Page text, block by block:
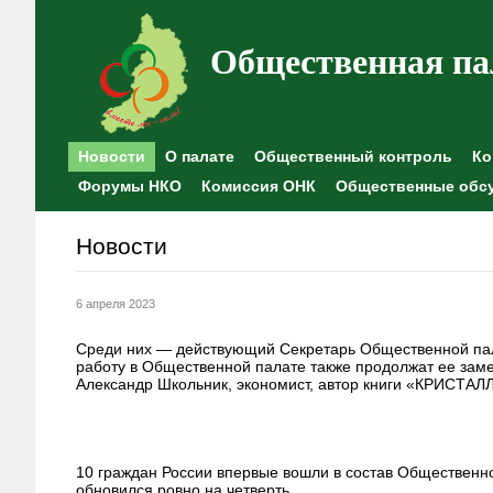
Общественная
Новости О палате Общественный контроль
Форумы НКО
Комиссия ОНК Общественные
Новости
6 апреля 2023
Среди них — действующий Секретарь Общественной
работу в Общественной палате также продолжат ее
Александр Школьник, экономист, автор книги
10 граждан России впервые вошли в состав